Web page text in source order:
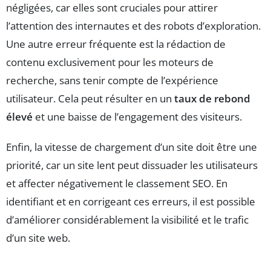
négligées, car elles sont cruciales pour attirer
l’attention des internautes et des robots d’exploration.
Une autre erreur fréquente est la rédaction de
contenu exclusivement pour les moteurs de
recherche, sans tenir compte de l’expérience
utilisateur. Cela peut résulter en un taux de rebond
élevé et une baisse de l’engagement des visiteurs.
Enfin, la vitesse de chargement d’un site doit être une
priorité, car un site lent peut dissuader les utilisateurs
et affecter négativement le classement SEO. En
identifiant et en corrigeant ces erreurs, il est possible
d’améliorer considérablement la visibilité et le trafic
d’un site web.